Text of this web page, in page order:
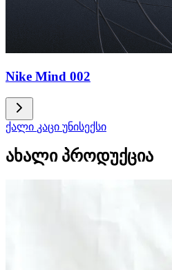
Nike Mind 002
ქალი კაცი უნისექსი
ახალი პროდუქცია